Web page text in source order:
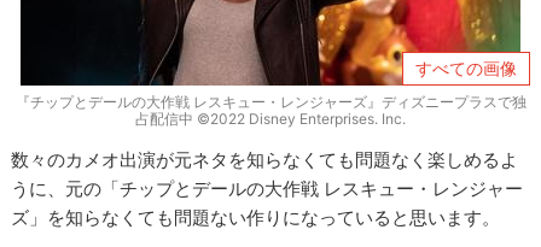
すべての画像
『チップとデールの大作戦 レスキュー・レンジャーズ』ディズニープラスで独
占配信中 ©2022 Disney Enterprises. Inc.
数々のカメオ出演が元ネタを知らなくても問題なく楽しめるよ
うに、元の「チップとデールの大作戦 レスキュー・レンジャー
ズ」を知らなくても問題ない作りになっていると思います。